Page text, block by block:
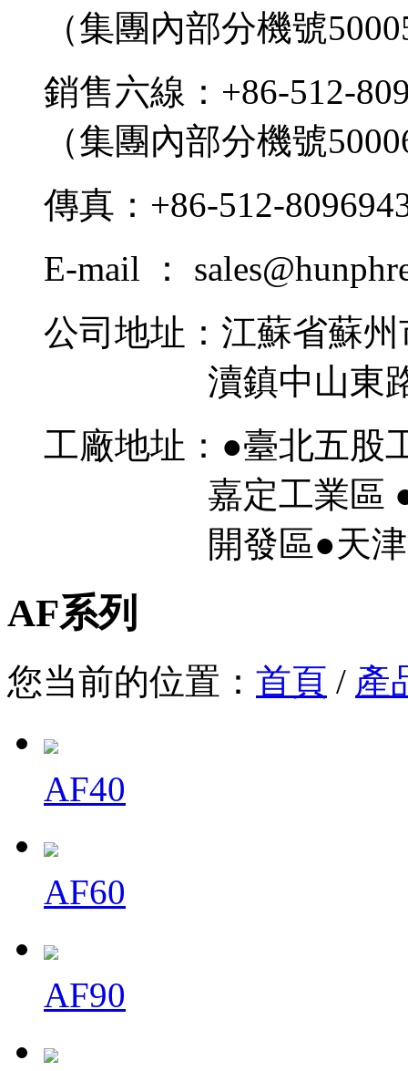
（集團內部分機號
銷售六線：+86-512-
（集團內部分機號
傳真：+86-512-
E-mail ：
公司地址：江蘇省蘇
瀆鎮中山東路
工廠地址：●臺北五股
嘉定工業區 ●
開發區●天津濱
AF系列
您当前的位置： 首頁 / 產
AF40
AF60
AF90